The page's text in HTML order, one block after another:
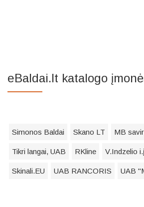
eBaldai.lt katalogo
Simonos Baldai Skano LT MB
Tikri langai, UAB RKline V.Indzelio
Skinali.EU UAB RANCORIS UAB